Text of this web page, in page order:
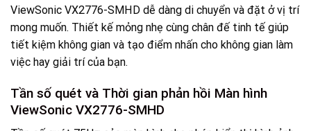
ViewSonic VX2776-SMHD dễ dàng di chuyển và đặt ở vị trí
mong muốn. Thiết kế mỏng nhẹ cùng chân đế tinh tế giúp
tiết kiệm không gian và tạo điểm nhấn cho không gian làm
việc hay giải trí của bạn.
Tần số quét và Thời gian phản hồi Màn hình
ViewSonic VX2776-SMHD